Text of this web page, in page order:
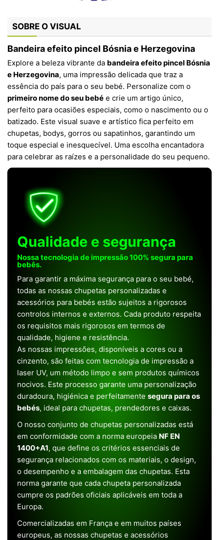
SOBRE O VISUAL
Bandeira efeito pincel Bósnia e Herzegovina
Explore a beleza vibrante da bandeira efeito pincel Bósnia
e Herzegovina, uma impressão delicada que traz a
essência do país para o seu bebé. Personalize com o
primeiro nome do seu bebé e crie um artigo único,
perfeito para ocasiões especiais, como o nascimento ou o
batizado. Este visual suave e artístico fica perfeito em
chupetas, bodys, gorros ou sapatinhos, garantindo um
toque especial e inesquecível. Uma escolha encantadora
para celebrar as raízes e a personalidade do seu pequeno.
Qualidade e segurança
Nossa tecnologia de impressão 100% segura para
bebês.
Para garantir a máxima segurança para o seu bebé,
todas as nossas chupetas personalizadas e
acessórios para bebés estão sujeitos a rigorosos
controlos internos e externos. Cada produto respeita
os requisitos mais rigorosos em termos de
qualidade, higiene e resistência.
As nossas impressões, disponíveis a cores ou a
cinzento, são feitas com tecnologia de impressão a
laser UV, um método limpo e sem produtos químicos
nocivos. Este processo garante uma personalização
duradoura, higiénica e perfeitamente segura para os
bebés, ideal para chupetas, prendedores e caixas.
O nosso conjunto de chupetas personalizadas está
em conformidade com a norma europeia NF EN
1400+A1, que define os critérios essenciais de
segurança relacionados com os materiais, o design,
o desempenho e a embalagem das chupetas. Esta
norma garante que cada chupeta personalizada
cumpre os padrões oficiais aplicáveis em toda a
Europa.
Comercializadas em França e em muitos países
europeus, as nossas chupetas e acessórios